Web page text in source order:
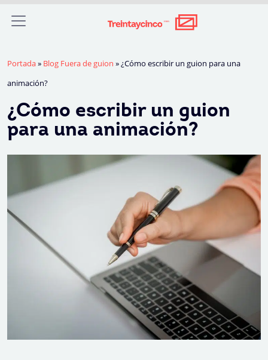
Portada» Blog Fuera de guion »¿Cómo escribir un guion para una
animación?
¿Cómo escribir un guion
para una animación?